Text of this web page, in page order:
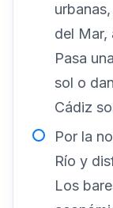
del Mar,
Pasa
sol o
Cádiz
Por la
Río y
Los